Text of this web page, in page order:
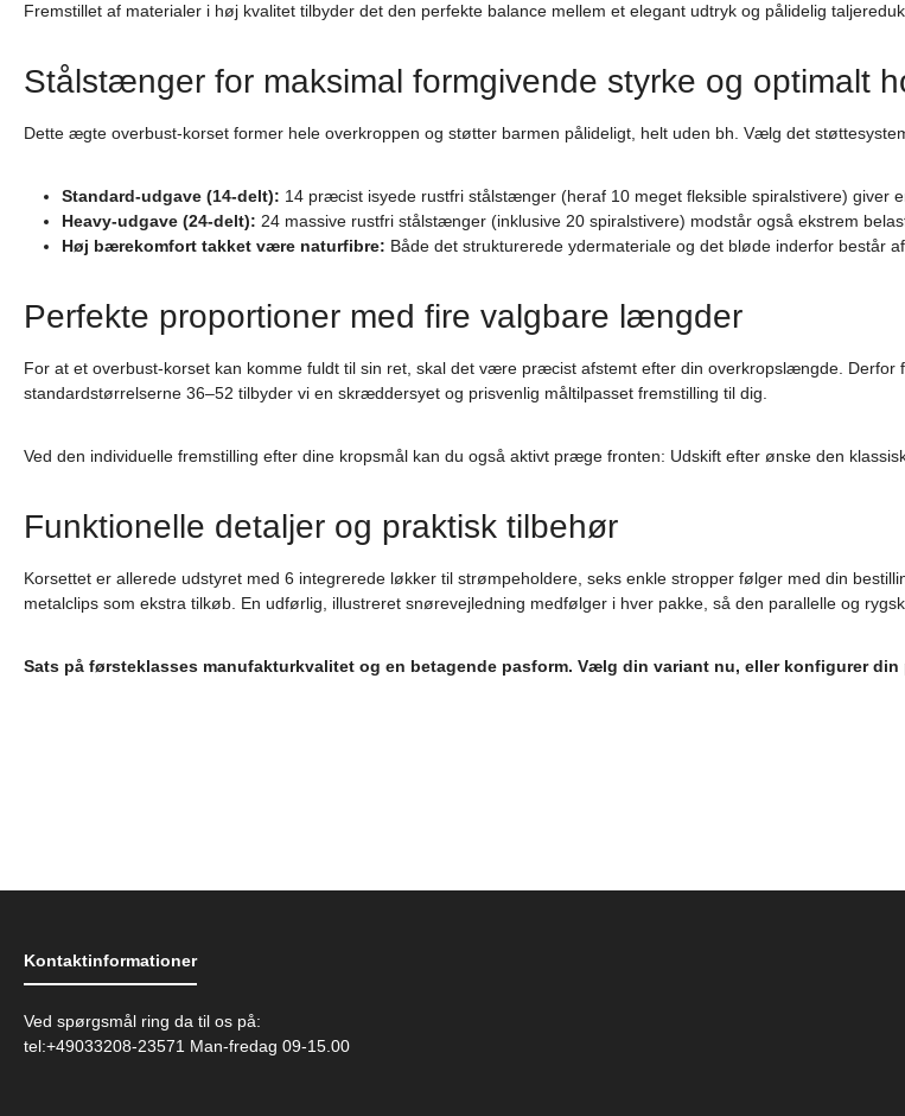
Fremstillet af materialer i høj kvalitet tilbyder det den perfekte balance mellem et elegant udtryk og pålidelig
Stålstænger for maksimal formgivende styrke og optimalt
Dette ægte overbust-korset former hele overkroppen og støtter barmen pålideligt, helt uden bh. Vælg det
Standard-udgave (14-delt): 14 præcist isyede rustfri stålstænger (heraf 10 meget fleksible spiralstivere) giver
Heavy-udgave (24-delt): 24 massive rustfri stålstænger (inklusive 20 spiralstivere) modstår også ekstrem
Høj bærekomfort takket være naturfibre: Både det strukturerede ydermateriale og det bløde inderfor består
Perfekte proportioner med fire valgbare længder
For at et overbust-korset kan komme fuldt til sin ret, skal det være præcist afstemt efter din overkropslængde.
standardstørrelserne 36–52 tilbyder vi en skræddersyet og prisvenlig måltilpasset fremstilling til dig.
Ved den individuelle fremstilling efter dine kropsmål kan du også aktivt præge fronten: Udskift efter ønske den
Funktionelle detaljer og praktisk tilbehør
Korsettet er allerede udstyret med 6 integrerede løkker til strømpeholdere, seks enkle stropper følger med din
metalclips som ekstra tilkøb. En udførlig, illustreret snørevejledning medfølger i hver pakke, så den parallelle og
Sats på førsteklasses manufakturkvalitet og en betagende pasform. Vælg din variant nu, eller konfigurer
Kontaktinformationer
Ved spørgsmål ring da til os på:
tel:+49033208-23571 Man-fredag 09-15.00